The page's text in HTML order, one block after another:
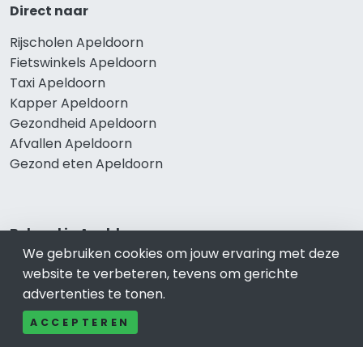
Direct naar
Rijscholen Apeldoorn
Fietswinkels Apeldoorn
Taxi Apeldoorn
Kapper Apeldoorn
Gezondheid Apeldoorn
Afvallen Apeldoorn
Gezond eten Apeldoorn
Bekend in Apeldoorn
Restaurants Apeldoorn
Catering Apeldoorn
Tandartspraktijken Apeldoorn
We gebruiken cookies om jouw ervaring met deze
website te verbeteren, tevens om gerichte
advertenties te tonen.
ACCEPTEREN